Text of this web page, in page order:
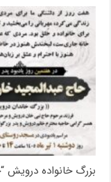
بزرگ خانواده